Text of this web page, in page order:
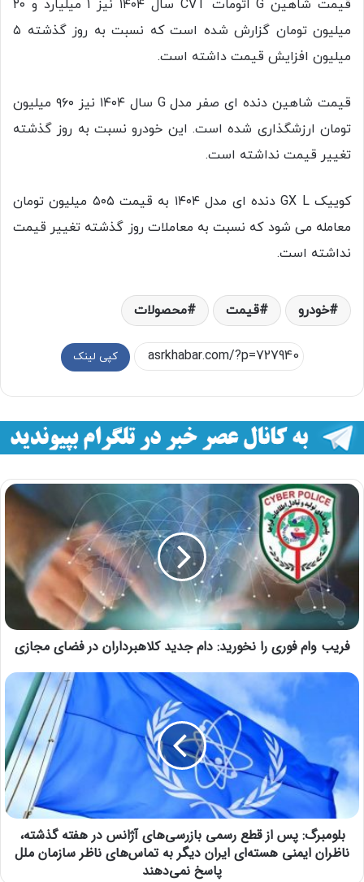
قیمت شاهین G اتومات CVT سال ۱۴۰۴ نیز ۱ میلیارد و ۲۰
میلیون تومان گزارش شده است که نسبت به روز گذشته ۵
میلیون افزایش قیمت داشته است.
قیمت شاهین دنده ای صفر مدل G سال ۱۴۰۴ نیز ۹۶۰ میلیون
تومان ارزشگذاری شده است. این خودرو نسبت به روز گذشته
تغییر قیمت نداشته است.
کوییک GX L دنده ای مدل ۱۴۰۴ به قیمت ۵۰۵ میلیون تومان
معامله می شود که نسبت به معاملات روز گذشته تغییر قیمت
نداشته است.
خودرو قیمت محصولات
کپی لینک
فریب وام فوری را نخورید: دام جدید کلاهبرداران در فضای مجازی
بلومبرگ: پس از قطع رسمی بازرسی‌های آژانس در هفته گذشته،
ناظران ایمنی هسته‌ای ایران دیگر به تماس‌های ناظر سازمان ملل
پاسخ نمی‌دهند